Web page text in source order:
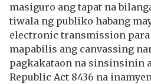
masiguro ang tapat na
tiwala ng publiko habang
electronic transmission para
mapabilis ang canvassing
pagkakataon na sinsinsinin
Republic Act 8436 na